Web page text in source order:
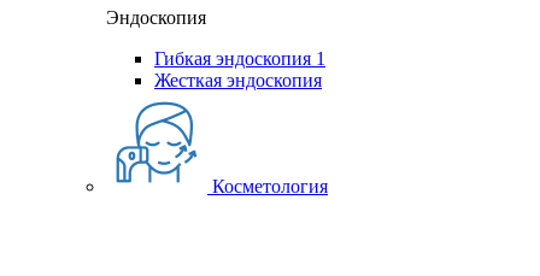
Эндоскопия
Гибкая эндоскопия 1
Жесткая эндоскопия
Косметология